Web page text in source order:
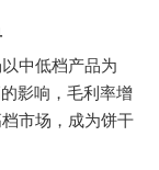
中低档产品为
影响，毛利率增
市场，成为饼干